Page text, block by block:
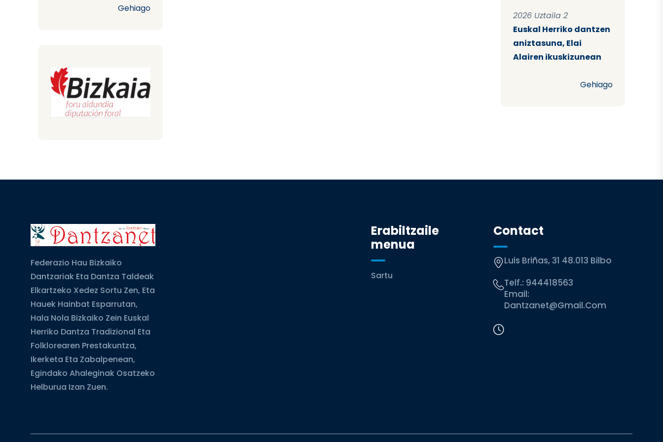
Gehiago
2026 Uztaila 2
Euskal Herriko dantzen
aniztasuna, Elai
Alairen ikuskizunean
Gehiago
Federazio Hau Bizkaiko
Dantzariak Eta Dantza Taldeak
Elkartzeko Xedez Sortu Zen, Eta
Hauek Hainbat Esparrutan,
Hala Nola Bizkaiko Zein Euskal
Herriko Dantza Tradizional Eta
Folklorearen Prestakuntza,
Ikerketa Eta Zabalpenean,
Egindako Ahaleginak Osatzeko
Helburua Izan Zuen.
Erabiltzaile
menua
Sartu
Contact
Luis Briñas, 31 48.013 Bilbo
Telf.: 944418563
Email:
Dantzanet@gmail.com